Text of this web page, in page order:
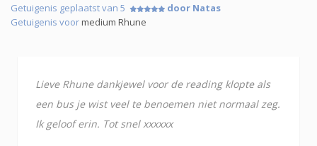
Getuigenis geplaatst van 5
door Natas
Getuigenis voormedium Rhune
Lieve Rhune dankjewel voor de reading klopte als
een bus je wist veel te benoemen niet normaal zeg.
Ik geloof erin. Tot snel xxxxxx